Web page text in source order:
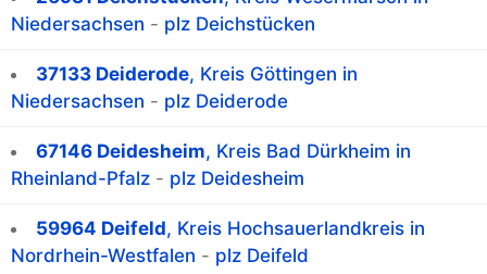
Niedersachsen - plz Deichstücken
37133 Deiderode, Kreis Göttingen in
Niedersachsen - plz Deiderode
67146 Deidesheim, Kreis Bad Dürkheim in
Rheinland-Pfalz - plz Deidesheim
59964 Deifeld, Kreis Hochsauerlandkreis in
Nordrhein-Westfalen - plz Deifeld